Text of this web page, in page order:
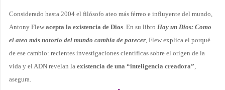
Considerado hasta 2004 el filósofo ateo más férreo e influyente del mundo,
Antony Flew acepta la existencia de Dios. En su libro Hay un Dios: Como
el ateo más notorio del mundo cambia de parecer, Flew explica el porqué
de ese cambio: recientes investigaciones científicas sobre el origen de la
vida y el ADN revelan la existencia de una “inteligencia creadora”,
asegura.